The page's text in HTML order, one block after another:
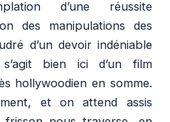
d’une réussite
des manipulations des
d’un devoir indéniable
bien ici d’un film
hollywoodien en somme.
et on attend assis